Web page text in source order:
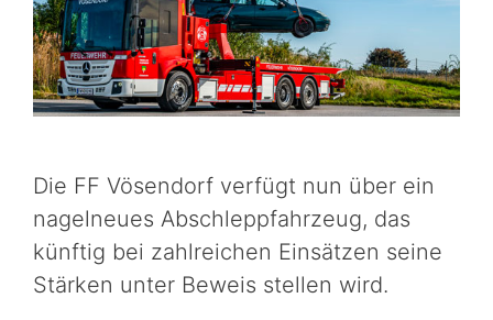
Die FF Vösendorf verfügt nun über ein
nagelneues Abschleppfahrzeug, das
künftig bei zahlreichen Einsätzen seine
Stärken unter Beweis stellen wird.